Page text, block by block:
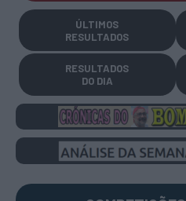
ÚLTIMOS
RESULTADOS
RESULTADOS
DO DIA